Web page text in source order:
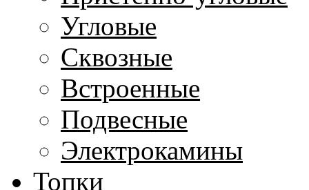
Угловые
Сквозные
Встроенные
Подвесные
Электрокамины
Топки